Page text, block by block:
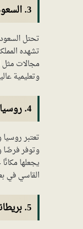
3. السعودية
تحتل
مجالات مثل
وتعليمية
4. روسيا
تعتبر
وتوفر فرصًا
يجعلها
القاسي في
5. بريطانيا